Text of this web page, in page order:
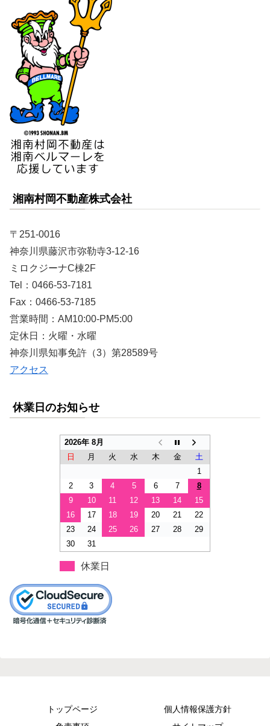
湘南村岡不動産株式会社
〒251-0016
神奈川県藤沢市弥勒寺3-12-16
ミロクジーナC棟2F
Tel：0466-53-7181
Fax：0466-53-7185
営業時間：AM10:00-PM5:00
定休日：火曜・水曜
神奈川県知事免許（3）第28589号
アクセス
休業日のお知らせ
2026年 8月
日
月 火 水 木 金
土
1
2
3 4 5 6 7
8
9
10 11 12 13 14
15
16
17 18 19 20 21
22
23
24 25 26 27 28
29
30
31
休業日
トップページ
個人情報保護方針